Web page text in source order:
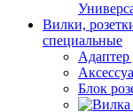
Вилки,
специальные
Адаптер
Блок